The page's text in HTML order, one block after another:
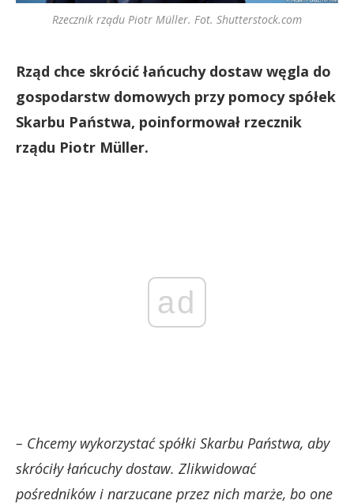
Rzecznik rządu Piotr Müller. Fot. Shutterstock.com
Rząd chce skrócić łańcuchy dostaw węgla do
gospodarstw domowych przy pomocy spółek
Skarbu Państwa, poinformował rzecznik
rządu Piotr Müller.
ad
– Chcemy wykorzystać spółki Skarbu Państwa, aby
skróciły łańcuchy dostaw. Zlikwidować
pośredników i narzucane przez nich marże, bo one